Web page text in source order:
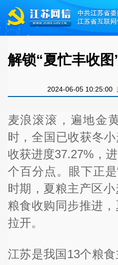
解锁“夏忙丰收
2024-06-05 10:25:00
麦浪滚滚，遍地金
时，全国已收获冬小
收获进度37.27%，
个百分点。眼下正
时期，夏粮主产区小
粮食收购同步推进
拉开。
江苏是我国13个粮